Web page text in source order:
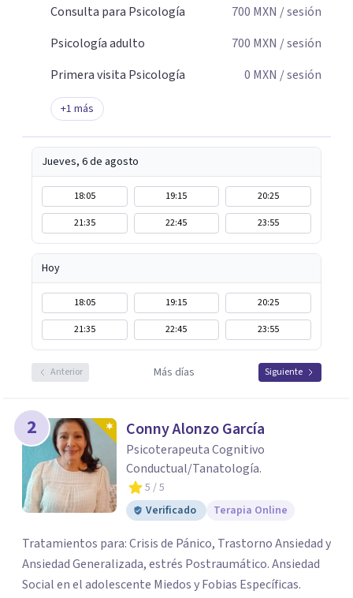
Consulta para Psicología
700 MXN / sesión
Psicología adulto
700 MXN / sesión
Primera visita Psicología
0 MXN / sesión
+1 más
Jueves, 6 de agosto
18:05 19:15
20:25
21:35
22:45 23:55
Hoy
18:05 19:15
20:25
21:35
22:45 23:55
Anterior Más días Siguiente
2 Conny Alonzo García
Psicoterapeuta Cognitivo
Conductual/Tanatología.
5 / 5
Verificado
Terapia Online
Tratamientos para: Crisis de Pánico, Trastorno Ansiedad y
Ansiedad Generalizada, estrés Postraumático. Ansiedad
Social en el adolescente Miedos y Fobias Específicas.